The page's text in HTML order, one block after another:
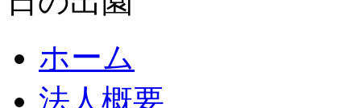
ホーム
法人概要